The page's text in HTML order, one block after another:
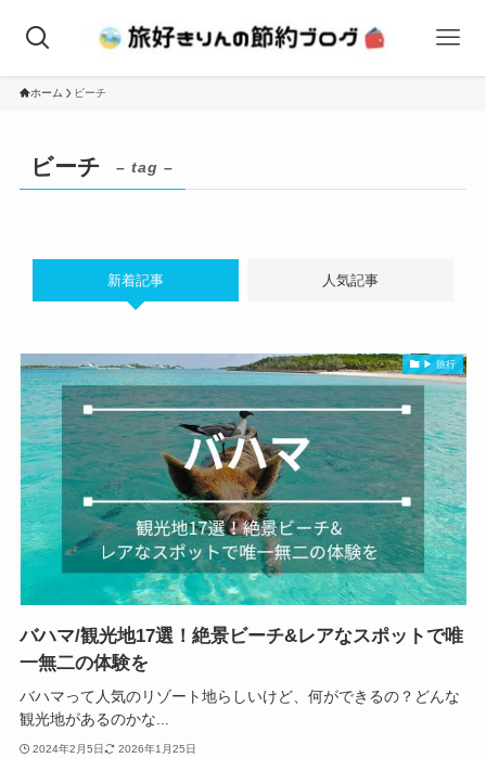
ホーム ビーチ
ビーチ – tag –
新着記事 人気記事
▶ 旅行
バハマ/観光地17選！絶景ビーチ&レアなスポットで唯
一無二の体験を
バハマって人気のリゾート地らしいけど、何ができるの？どんな
観光地があるのかな...
2024年2月5日 2026年1月25日